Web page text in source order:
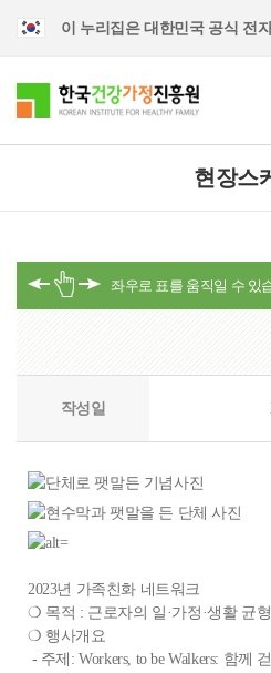
이 누리집은 대한민국 공식 전
현장스
작성일
2023년 가족친화 네트워크
❍ 목적 : 근로자의 일·가정·생활 균
❍ 행사개요
- 주제: Workers, to be Walkers: 함께